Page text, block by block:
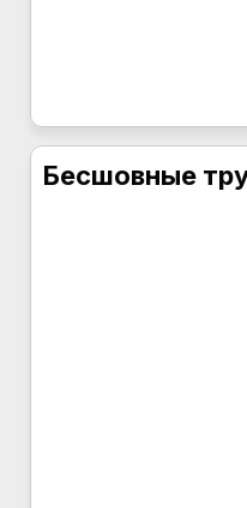
Бесшовные